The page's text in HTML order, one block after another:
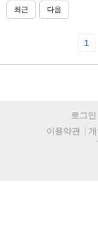
최근 다음
1
로그인
이용약관